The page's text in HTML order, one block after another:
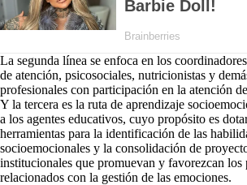
La segunda línea se enfoca en los
de atención, psicosociales, nutricionistas y
profesionales con participación en la atención
Y la tercera es la ruta de aprendizaje
a los agentes educativos, cuyo propósito es
herramientas para la identificación de las
socioemocionales y la consolidación de
institucionales que promuevan y favorezcan los
relacionados con la gestión de las emociones.